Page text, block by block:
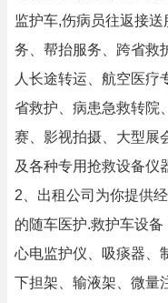
监护车,伤病员往返接
务、帮抬服务、跨省救
人长途转运、航空医疗
省救护、病患急救转院
赛、影视拍摄、大型展
及各种专用抢救设备仪
2、出租公司为你提供
的随车医护.救护车设备
心电监护仪、吸痰器、
下担架、输液架、微量